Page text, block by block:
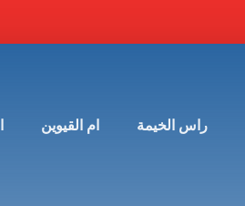
راس الخيمة ام القيوين